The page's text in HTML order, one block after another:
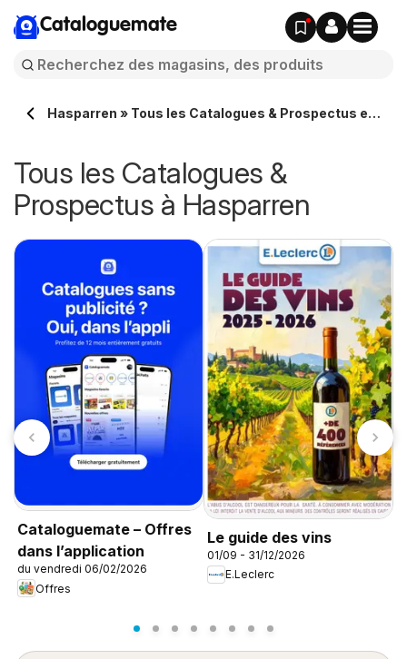
Cataloguemate
Hasparren » Tous les Catalogues & Prospectus en
Tous les Catalogues &
Prospectus à Hasparren
Cataloguemate – Offres
dans l’application
du vendredi 06/02/2026
Offres
Le guide des vins
01/09 - 31/12/2026
E.Leclerc